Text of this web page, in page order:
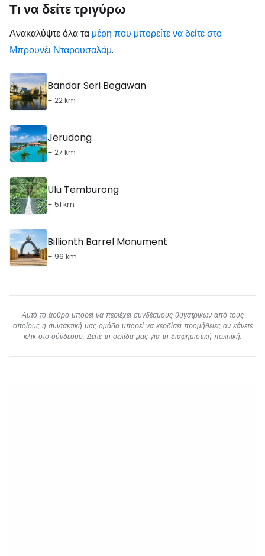
Τι να δείτε τριγύρω
Ανακαλύψτε όλα τα μέρη που μπορείτε να δείτε στο
Μπρουνέι Νταρουσαλάμ.
Bandar Seri Begawan
+ 22 km
Jerudong
+ 27 km
Ulu Temburong
+ 51 km
Billionth Barrel Monument
+ 96 km
Αυτό το άρθρο μπορεί να περιέχει συνδέσμους θυγατρικών από τους
οποίους η συντακτική μας ομάδα μπορεί να κερδίσει προμήθειες αν κάνετε
κλικ στο σύνδεσμο. Δείτε τη σελίδα μας για τη διαφημιστική πολιτική.